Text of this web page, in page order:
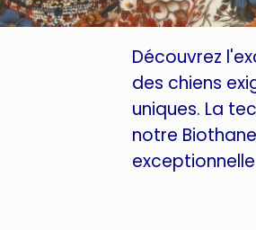
Découvrez
des chiens
uniques. La
notre